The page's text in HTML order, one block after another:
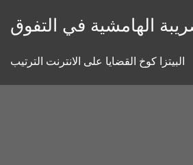
الهامشية في التفوق
البيتزا كوخ القضايا على الانترنت الترتيب